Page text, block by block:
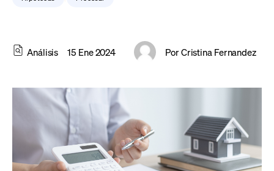
Análisis 15 Ene 2024 PorCristina Fernandez